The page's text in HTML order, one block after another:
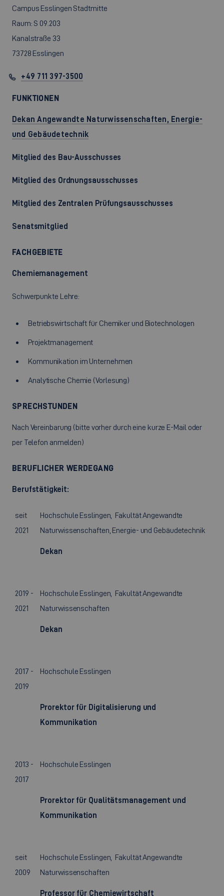
Campus Esslingen Stadtmitte
Raum: S 09.203
Kanalstraße 33
73728 Esslingen
+49 711 397-3500
FUNKTIONEN
Dekan Angewandte Naturwissenschaften, Energie-
und Gebäudetechnik
Mitglied des Bau-Ausschusses
Mitglied des Ordnungsausschusses
Mitglied des Zentralen Prüfungsausschusses
Senatsmitglied
FACHGEBIETE
Chemiemanagement
Schwerpunkte Lehre:
Betriebswirtschaft für Chemiker und Biotechnologen
Projektmanagement
Kommunikation im Unternehmen
Analytische Chemie (Vorlesung)
SPRECHSTUNDEN
Nach Vereinbarung (bitte vorher durch eine kurze E-Mail oder
per Telefon anmelden)
BERUFLICHER WERDEGANG
Berufstätigkeit:
seit
2021
Hochschule Esslingen, Fakultät Angewandte
Naturwissenschaften, Energie- und Gebäudetechnik
Dekan
2019 -
2021
Hochschule Esslingen, Fakultät Angewandte
Naturwissenschaften
Dekan
2017 -
2019
Hochschule Esslingen
Prorektor für Digitalisierung und
Kommunikation
2013 -
2017
Hochschule Esslingen
Prorektor für Qualitätsmanagement und
Kommunikation
seit
2009
Hochschule Esslingen, Fakultät Angewandte
Naturwissenschaften
Professor für Chemiewirtschaft